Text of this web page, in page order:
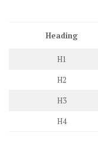
Heading
H1
H2
H3
H4